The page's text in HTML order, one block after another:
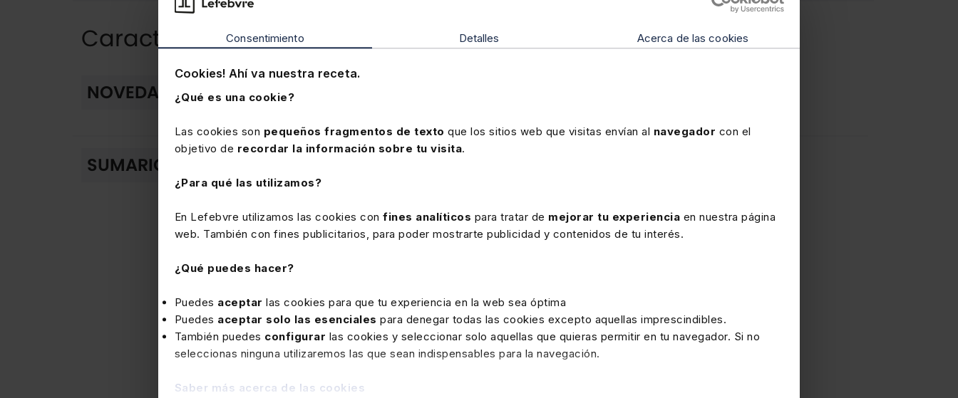
Consentimiento Detalles Acerca de las cookies
Cookies! Ahí va nuestra receta.
¿Qué es una cookie?
Las cookies son pequeños fragmentos de texto que los sitios web que visitas envían al navegador con el
objetivo de recordar la información sobre tu visita.
¿Para qué las utilizamos?
En Lefebvre utilizamos las cookies con fines analíticos para tratar de mejorar tu experiencia en nuestra página
web. También con fines publicitarios, para poder mostrarte publicidad y contenidos de tu interés.
¿Qué puedes hacer?
Puedes aceptar las cookies para que tu experiencia en la web sea óptima
Puedes aceptar solo las esenciales para denegar todas las cookies excepto aquellas imprescindibles.
También puedes configurar las cookies y seleccionar solo aquellas que quieras permitir en tu navegador. Si no
seleccionas ninguna utilizaremos las que sean indispensables para la navegación.
Saber más acerca de las cookies
Características del producto
NOVEDADES
SUMARIO
Índice
Parte I. La pensión de jubilación
¿Cuál es la edad de jubilación?
1.1 Jubilación a los 65 años
¿Cuántos años se deben cotizar?
2.2 Verifique los años que ha cotizado
2.2.1 Informe de vida laboral
2.2.2 Informe de bases de cotización
3.1 Base reguladora